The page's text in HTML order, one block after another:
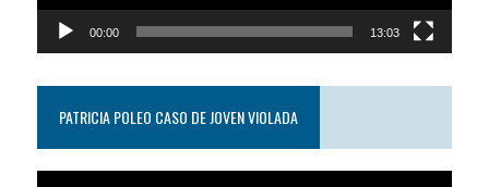
00:00 13:03
PATRICIA POLEO CASO DE JOVEN VIOLADA